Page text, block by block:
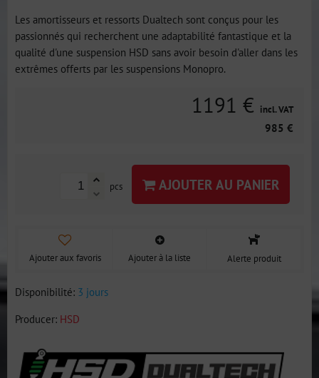
Les amortisseurs et ressorts Dualtech sont conçus pour les
passionnés qui recherchent une adaptabilité fantastique et la
qualité d'une suspension HSD sans avoir besoin d'aller dans les
extrêmes offerts par les suspensions Monopro.
1191 € incl. VAT
985 €
pcs AJOUTER AU PANIER
Ajouter aux favoris Ajouter à la liste Alerte produit
Disponibilité: 3 jours
Producer: HSD